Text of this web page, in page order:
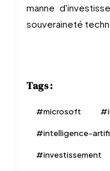
manne
souveraineté
Tags :
#microsoft #
#intelligence-
#investissement